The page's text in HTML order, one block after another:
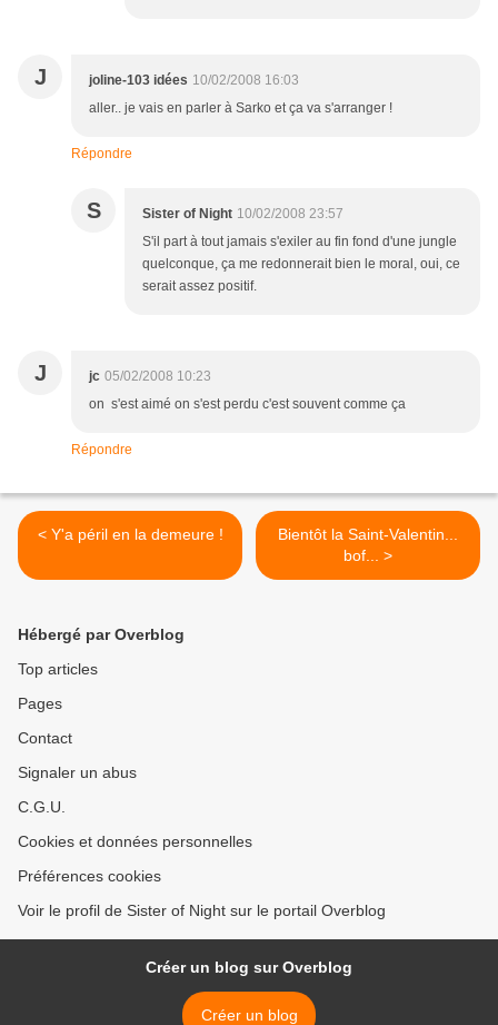
J joline-103 idées 10/02/2008 16:03
aller.. je vais en parler à Sarko et ça va s'arranger !
Répondre
S Sister of Night 10/02/2008 23:57
S'il part à tout jamais s'exiler au fin fond d'une jungle
quelconque, ça me redonnerait bien le moral, oui, ce
serait assez positif.
J jc 05/02/2008 10:23
on s'est aimé on s'est perdu c'est souvent comme ça
Répondre
< Y'a péril en la demeure !
Bientôt la Saint-Valentin...
bof... >
Hébergé par Overblog
Top articles
Pages
Contact
Signaler un abus
C.G.U.
Cookies et données personnelles
Préférences cookies
Voir le profil de Sister of Night sur le portail Overblog
Créer un blog sur Overblog
Créer un blog